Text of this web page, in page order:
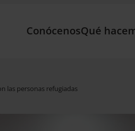
ConócenosQué
las personas refugiadas